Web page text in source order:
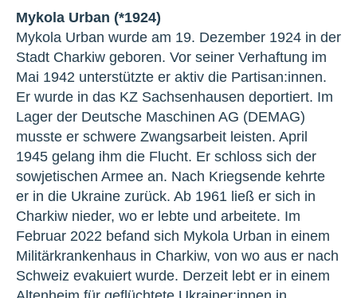
Mykola Urban (*1924)
Mykola Urban wurde am 19. Dezember 1924 in der
Stadt Charkiw geboren. Vor seiner Verhaftung im
Mai 1942 unterstützte er aktiv die Partisan:innen.
Er wurde in das KZ Sachsenhausen deportiert. Im
Lager der Deutsche Maschinen AG (DEMAG)
musste er schwere Zwangsarbeit leisten. April
1945 gelang ihm die Flucht. Er schloss sich der
sowjetischen Armee an. Nach Kriegsende kehrte
er in die Ukraine zurück. Ab 1961 ließ er sich in
Charkiw nieder, wo er lebte und arbeitete. Im
Februar 2022 befand sich Mykola Urban in einem
Militärkrankenhaus in Charkiw, von wo aus er nach
Schweiz evakuiert wurde. Derzeit lebt er in einem